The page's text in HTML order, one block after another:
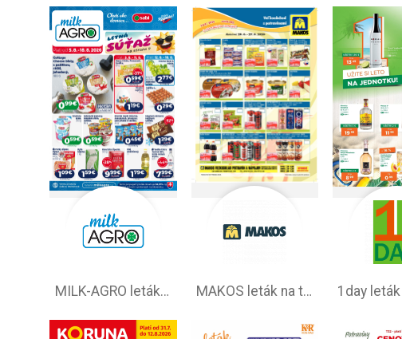
MILK-AGRO leták –⁠ akciová ponuka MAKOS leták na tento týždeň